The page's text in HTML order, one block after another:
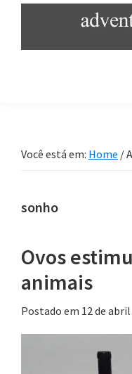
main
sidebar
que
saiba
Você está em: Home /
sonho
Ovos
animais
Postado em 12 de abril